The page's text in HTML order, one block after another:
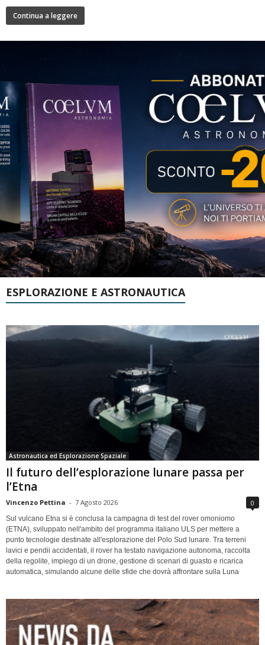
Continua a leggere
ESPLORAZIONE E ASTRONAUTICA
Astronautica ed Esplorazione Spaziale
Il futuro dell’esplorazione lunare passa per
l’Etna
Vincenzo Pettina - 7 Agosto 2026 0
Sul vulcano Etna si è conclusa la campagna di test del rover omoniomo
(ETNA), sviluppato nell'ambito del programma italiano ULS per mettere a
punto tecnologie destinate all'esplorazione del Polo Sud lunare. Tra terreni
lavici e pendii accidentati, il rover ha testato navigazione autonoma, raccolta
della regolite, impiego di un drone, gestione di scenari di guasto e ricarica
automatica, simulando alcune delle sfide che dovrà affrontare sulla Luna